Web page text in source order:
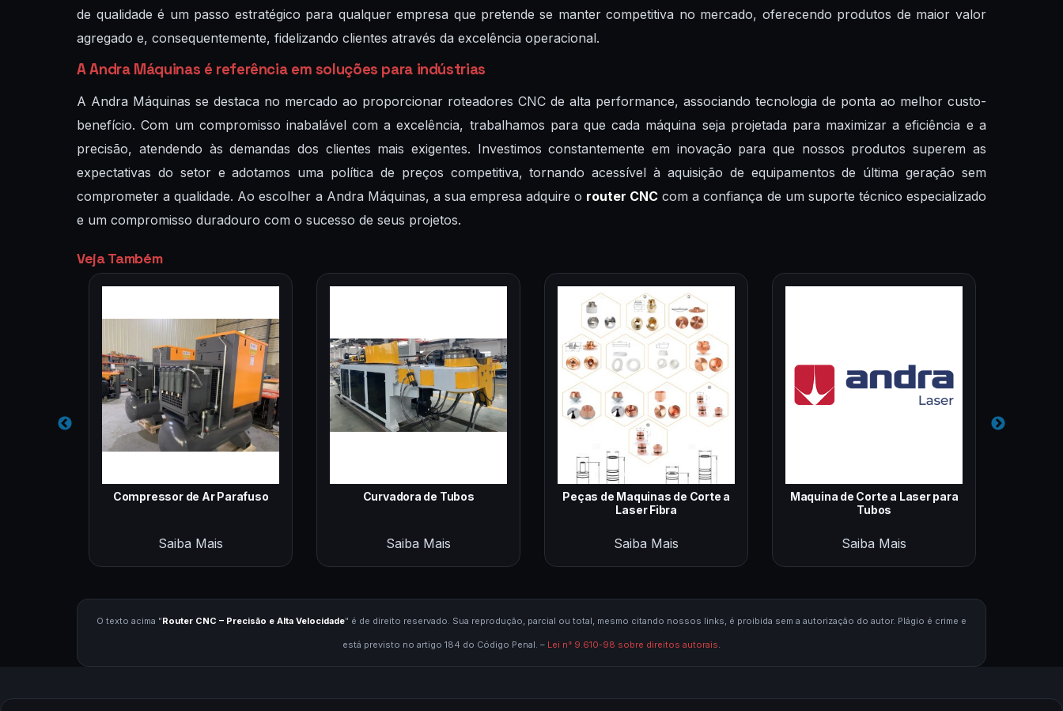
de qualidade é um passo estratégico para qualquer empresa que pretende se manter competitiva no mercado, oferecendo produtos de maior valor
agregado e, consequentemente, fidelizando clientes através da excelência operacional.
A Andra Máquinas é referência em soluções para indústrias
A Andra Máquinas se destaca no mercado ao proporcionar roteadores CNC de alta performance, associando tecnologia de ponta ao melhor custo-
benefício. Com um compromisso inabalável com a excelência, trabalhamos para que cada máquina seja projetada para maximizar a eficiência e a
precisão, atendendo às demandas dos clientes mais exigentes. Investimos constantemente em inovação para que nossos produtos superem as
expectativas do setor e adotamos uma política de preços competitiva, tornando acessível à aquisição de equipamentos de última geração sem
comprometer a qualidade. Ao escolher a Andra Máquinas, a sua empresa adquire o router CNC com a confiança de um suporte técnico especializado
e um compromisso duradouro com o sucesso de seus projetos.
Veja Também
Compressor de Ar Parafuso
Saiba Mais
Curvadora de Tubos
Saiba Mais
Peças de Maquinas de Corte a
Laser Fibra
Saiba Mais
Maquina de Corte a Laser para
Tubos
Saiba Mais
O texto acima "Router CNC – Precisão e Alta Velocidade" é de direito reservado. Sua reprodução, parcial ou total, mesmo citando nossos links, é proibida sem a autorização do autor. Plágio é crime e
está previsto no artigo 184 do Código Penal. – Lei n° 9.610-98 sobre direitos autorais.